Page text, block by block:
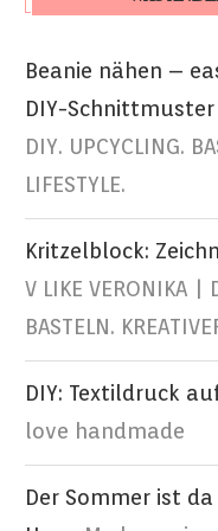
Beanie nähen –
DIY-Schnittmuster
DIY. UPCYCLING.
LIFESTYLE.
Kritzelblock:
V LIKE VERONIKA |
BASTELN.
DIY: Textildruck
love handmade
Der Sommer ist